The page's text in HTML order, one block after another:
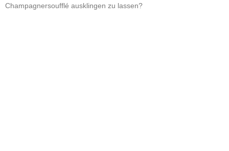
Champagnersoufflé ausklingen zu lassen?